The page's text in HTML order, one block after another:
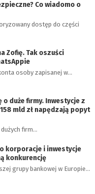
Co wiadomo o
dostęp do części
Zofię. Tak oszuści
osoby zapisanej w…
duże firmy. Inwestycje z
mld zł napędzają popyt
firm…
korporacje i inwestycje
konkurencję
grupy bankowej w Europie…